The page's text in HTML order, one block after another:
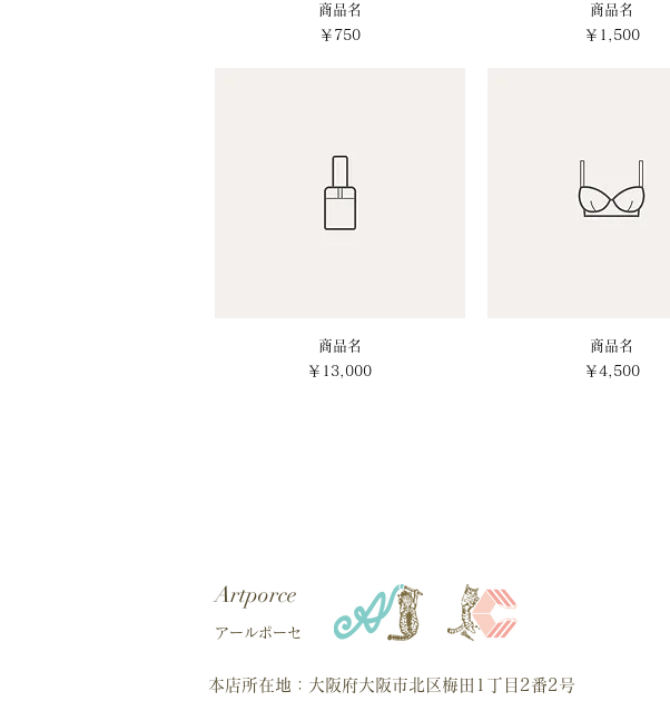
クイックビュー
商品名
価格
￥750
クイックビュー
商品名
価格
￥1,500
クイックビュー
商品名
価格
￥13,000
クイックビュー
商品名
価格
￥4,500
Artporce
アールポーセ
本店所在地：大阪府大阪市北区梅田1丁目2番2号